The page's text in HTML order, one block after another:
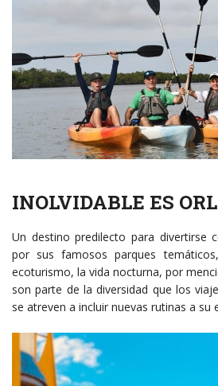
INOLVIDABLE ES
Un destino predilecto para divertirse
por sus famosos parques
ecoturismo, la vida nocturna, por
son parte de la diversidad que los
se atreven a incluir nuevas rutinas a su